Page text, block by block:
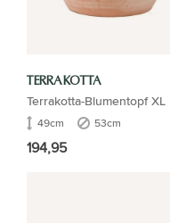
TERRAKOTTA
Terrakotta-Blumentopf XL
49cm 53cm
194,95